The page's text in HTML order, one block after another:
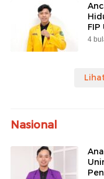
4
Nasional